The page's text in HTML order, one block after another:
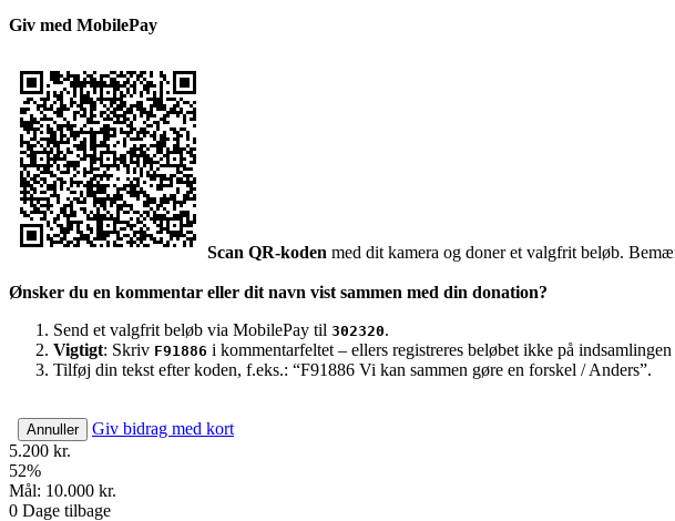
Giv med MobilePay
Scan QR-koden med dit kamera og doner et valgfrit beløb.
Ønsker du en kommentar eller dit navn vist sammen med din donation?
Send et valgfrit beløb via MobilePay til 302320.
Vigtigt: Skriv F91886 i kommentarfeltet – ellers registreres beløbet ikke på
Tilføj din tekst efter koden, f.eks.: “F91886 Vi kan sammen gøre en forskel / Anders”.
Annuller
Giv bidrag med kort
5.200 kr.
52%
Mål: 10.000 kr.
0 Dage tilbage